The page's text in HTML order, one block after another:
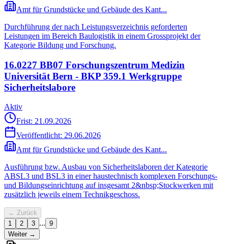
Amt für Grundstücke und Gebäude des Kant...
Durchführung der nach Leistungsverzeichnis geforderten
Leistungen im Bereich Baulogistik in einem Grossprojekt der
Kategorie Bildung und Forschung.
16.0227 BB07 Forschungszentrum Medizin
Universität Bern - BKP 359.1 Werkgruppe
Sicherheitslabore
Aktiv
Frist: 21.09.2026
Veröffentlicht: 29.06.2026
Amt für Grundstücke und Gebäude des Kant...
Ausführung bzw. Ausbau von Sicherheitslaboren der Kategorie
ABSL3 und BSL3 in einer haustechnisch komplexen Forschungs-
und Bildungseinrichtung auf insgesamt 2&nbsp;Stockwerken mit
zusätzlich jeweils einem Technikgeschoss.
← Zurück
1
2 3 ... 9
Weiter →